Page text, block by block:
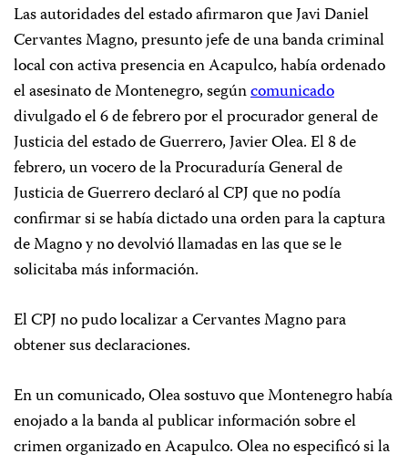
Las autoridades del estado afirmaron que Javi Daniel
Cervantes Magno, presunto jefe de una banda criminal
local con activa presencia en Acapulco, había ordenado
el asesinato de Montenegro, segúncomunicado
divulgado el 6 de febrero por el procurador general de
Justicia del estado de Guerrero, Javier Olea. El 8 de
febrero, un vocero de la Procuraduría General de
Justicia de Guerrero declaró al CPJ que no podía
confirmar si se había dictado una orden para la captura
de Magno y no devolvió llamadas en las que se le
solicitaba más información.
El CPJ no pudo localizar a Cervantes Magno para
obtener sus declaraciones.
En un comunicado, Olea sostuvo que Montenegro había
enojado a la banda al publicar información sobre el
crimen organizado en Acapulco. Olea no especificó si la